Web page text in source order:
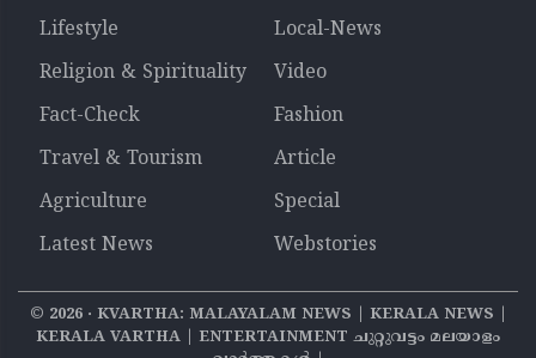
Lifestyle
Local-News
Religion & Spirituality
Video
Fact-Check
Fashion
Travel & Tourism
Article
Agriculture
Special
Latest News
Webstories
© 2026‧ KVARTHA: MALAYALAM NEWS | KERALA NEWS |
KERALA VARTHA | ENTERTAINMENT ചുറ്റുവട്ടം മലയാളം